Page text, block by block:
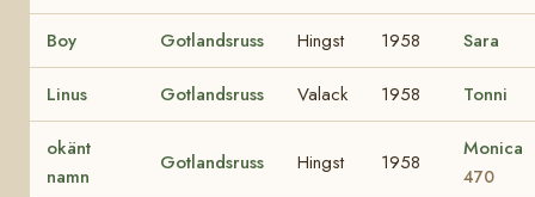
Boy Gotlandsruss Hingst 1958 Sara
Linus Gotlandsruss Valack 1958 Tonni
okänt
namn
Gotlandsruss Hingst 1958
Monica
470